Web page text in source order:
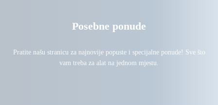
Posebne ponude
Pratite našu stranicu za najnovije popuste i specijalne ponude! Sve što
vam treba za alat na jednom mjestu.